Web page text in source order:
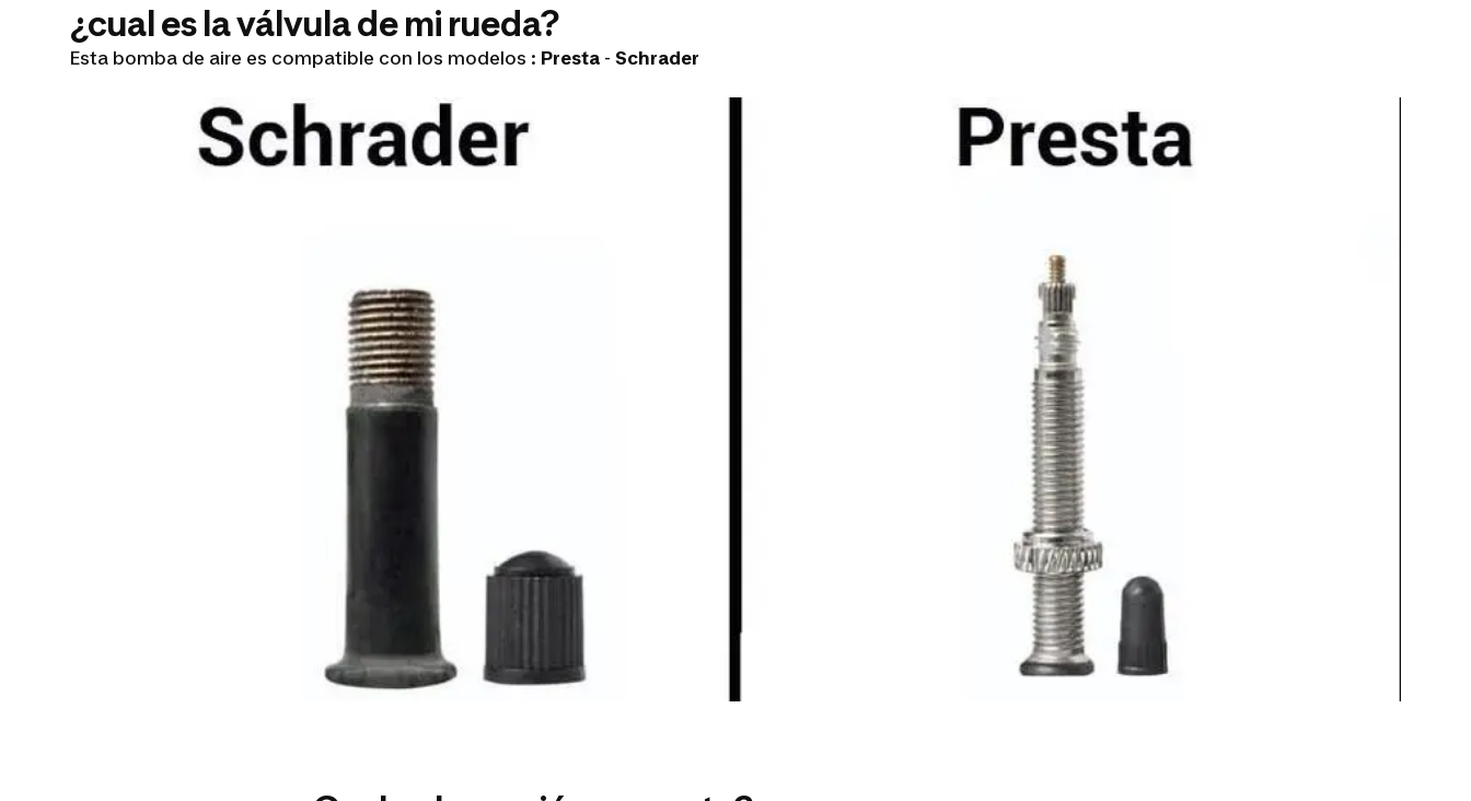
¿cual es la válvula de mi rueda?
Esta bomba de aire es compatible con los modelos : Presta - Schrader